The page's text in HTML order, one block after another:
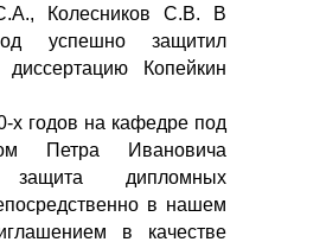
Колесников С.В. В
успешно защитил
диссертацию Копейкин
х годов на кафедре под
Петра Ивановича
защита дипломных
в нашем
в качестве